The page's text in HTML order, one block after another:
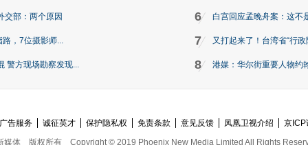
交部：两个原因
，7位摄影师...
警方现场勘察发现...
6 白宫回应孟晚舟案：这不
7 又打起来了！台湾省“行
8 港媒：华尔街重要人物约
广告服务 诚征英才 保护隐私权 免责条款 意见反馈 凤凰卫视介绍
京
媒体
版权所有 Copyright © 2019 Phoenix New Media Limited All Rights